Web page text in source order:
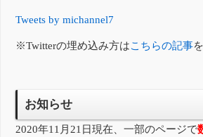
Tweets by michannel7
※Twitterの埋め込み方はこちらの記事
お知らせ
2020年11月21日現在、一部のページで